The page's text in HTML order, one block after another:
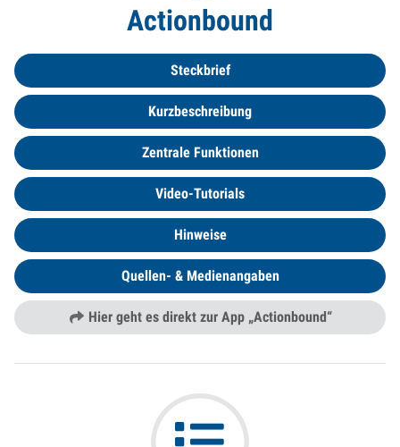
Actionbound
Steckbrief
Kurzbeschreibung
Zentrale Funktionen
Video-Tutorials
Hinweise
Quellen- & Medienangaben
Hier geht es direkt zur App „Actionbound“